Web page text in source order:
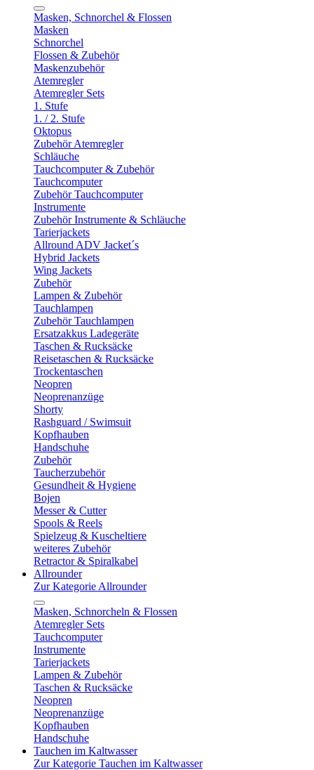
Masken, Schnorchel & Flossen
Masken
Schnorchel
Flossen & Zubehör
Maskenzubehör
Atemregler
Atemregler Sets
1. Stufe
1. / 2. Stufe
Oktopus
Zubehör Atemregler
Schläuche
Tauchcomputer & Zubehör
Tauchcomputer
Zubehör Tauchcomputer
Instrumente
Zubehör Instrumente & Schläuche
Tarierjackets
Allround ADV Jacket´s
Hybrid Jackets
Wing Jackets
Zubehör
Lampen & Zubehör
Tauchlampen
Zubehör Tauchlampen
Ersatzakkus Ladegeräte
Taschen & Rucksäcke
Reisetaschen & Rucksäcke
Trockentaschen
Neopren
Neoprenanzüge
Shorty
Rashguard / Swimsuit
Kopfhauben
Handschuhe
Zubehör
Taucherzubehör
Gesundheit & Hygiene
Bojen
Messer & Cutter
Spools & Reels
Spielzeug & Kuscheltiere
weiteres Zubehör
Retractor & Spiralkabel
Allrounder
Zur Kategorie Allrounder
Masken, Schnorcheln & Flossen
Atemregler Sets
Tauchcomputer
Instrumente
Tarierjackets
Lampen & Zubehör
Taschen & Rucksäcke
Neopren
Neoprenanzüge
Kopfhauben
Handschuhe
Tauchen im Kaltwasser
Zur Kategorie Tauchen im Kaltwasser